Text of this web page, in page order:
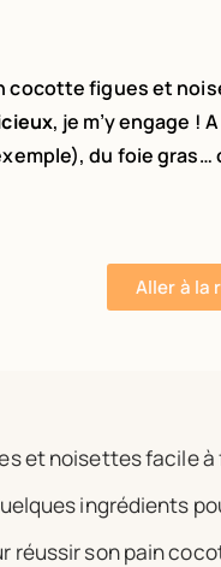
cocotte figues et
, je m’y engage !
du foie
Aller à la
et noisettes facile à
ingrédients
réussir son pain